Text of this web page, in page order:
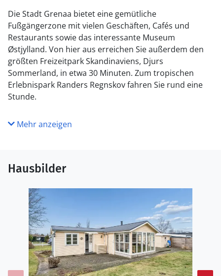
Die Stadt Grenaa bietet eine gemütliche
Fußgängerzone mit vielen Geschäften, Cafés und
Restaurants sowie das interessante Museum
Østjylland. Von hier aus erreichen Sie außerdem den
größten Freizeitpark Skandinaviens, Djurs
Sommerland, in etwa 30 Minuten. Zum tropischen
Erlebnispark Randers Regnskov fahren Sie rund eine
Stunde.
Mehr anzeigen
Hausbilder